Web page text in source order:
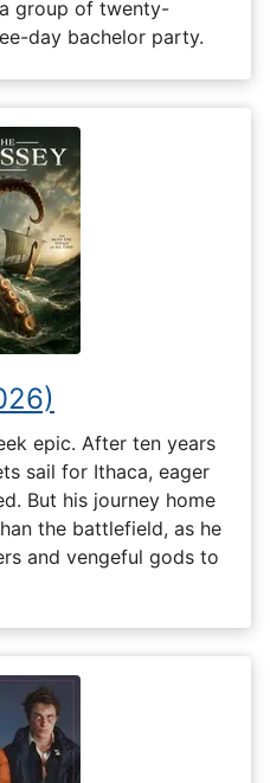
group of twenty-
day bachelor party.
epic. After ten years
sail for Ithaca, eager
But his journey home
the battlefield, as he
and vengeful gods to